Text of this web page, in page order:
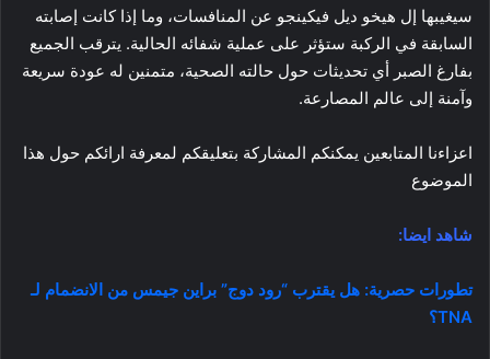
سيغيبها إل هيخو ديل فيكينجو عن المنافسات، وما إذا كانت إصابته
السابقة في الركبة ستؤثر على عملية شفائه الحالية. يترقب الجميع
بفارغ الصبر أي تحديثات حول حالته الصحية، متمنين له عودة سريعة
وآمنة إلى عالم المصارعة.
اعزاءنا المتابعين يمكنكم المشاركة بتعليقكم لمعرفة ارائكم حول هذا
الموضوع
شاهد ايضا:
تطورات حصرية: هل يقترب “رود دوج” براين جيمس من الانضمام لـ
TNA؟